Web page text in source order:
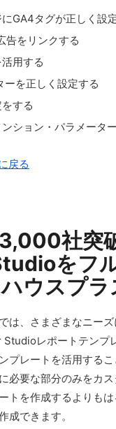
GA4タグが正しく設
告をリンクする
用する
ーを正しく設定する
する
ション・パラメータ
戻る
社突
をフ
ウスプラ
は、さまざまなニー
レポートテンプ
プレートを活用する
必要な部分のみをカ
トを作成するよりも
成できます。